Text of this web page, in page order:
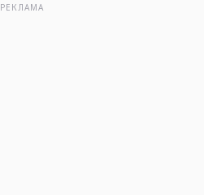
РЕКЛАМА